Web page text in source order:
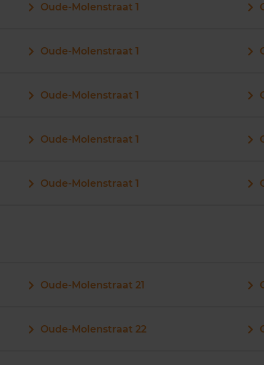
Oude-Molenstraat 1
Oude-Molenstraat 1
Oude-Molenstraat 1
Oude-Molenstraat 1
Oude-Molenstraat 1
Oude-Molenstraat 21
Oude-Molenstraat 22